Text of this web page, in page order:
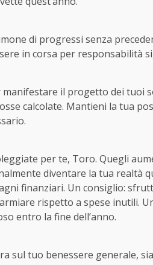
di progressi senza
in corsa per responsabilità
il progetto dei tuoi
calcolate. Mantieni la tua
per te, Toro. Quegli
diventare la tua realtà
finanziari. Un consiglio:
rispetto a spese inutili.
entro la fine dell’anno.
sul tuo benessere generale,